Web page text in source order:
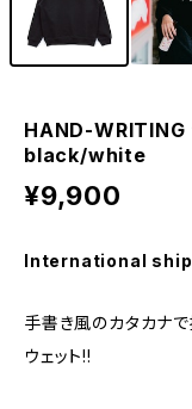
HAND-WRITING
black/white
¥9,900
International
手書き風のカタカナ
ウェット!!